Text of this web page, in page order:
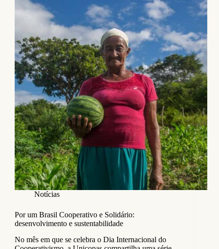
Notícias
Por um Brasil Cooperativo e Solidário:
desenvolvimento e sustentabilidade
No mês em que se celebra o Dia Internacional do